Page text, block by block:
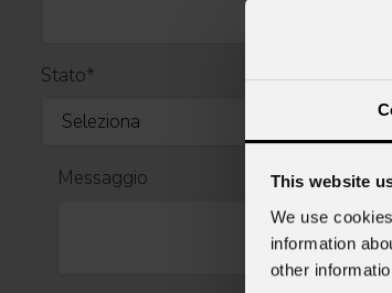
This website
We use
information
other
Stato*
Messaggio